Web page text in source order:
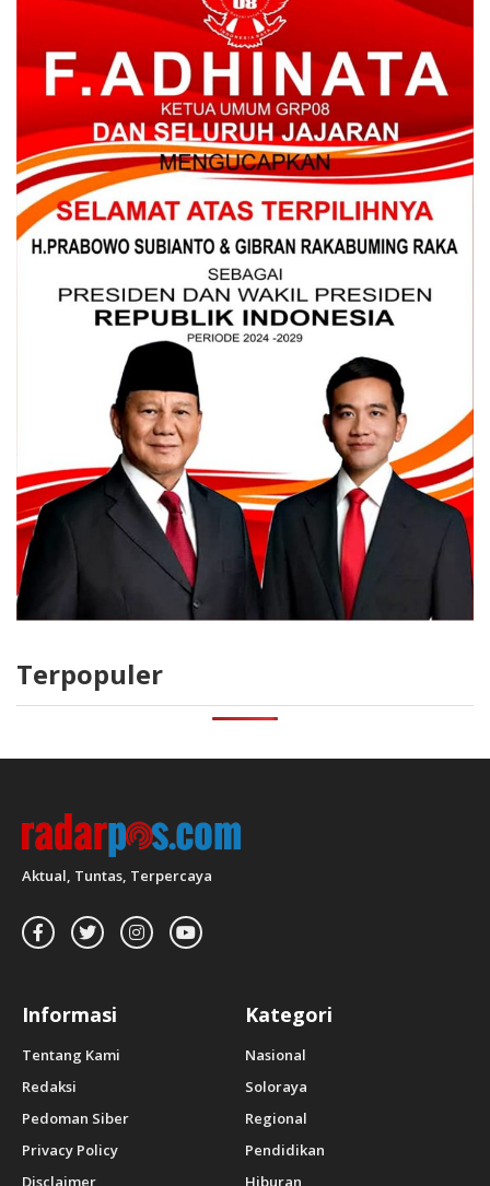
Terpopuler
Aktual, Tuntas, Terpercaya
Informasi
Tentang Kami
Redaksi
Pedoman Siber
Privacy Policy
Disclaimer
Kategori
Nasional
Soloraya
Regional
Pendidikan
Hiburan